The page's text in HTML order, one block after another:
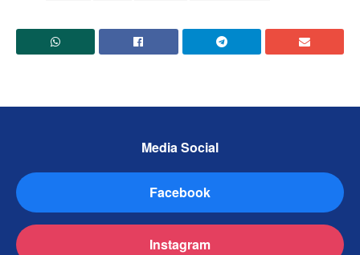
Media Social
Facebook
Instagram